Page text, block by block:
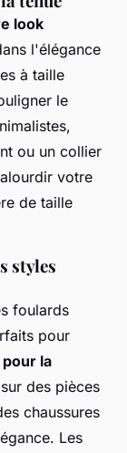
look
l'élégance
à taille
le
ou un collier
votre
de taille
styles
foulards
pour
la
des pièces
chaussures
Les